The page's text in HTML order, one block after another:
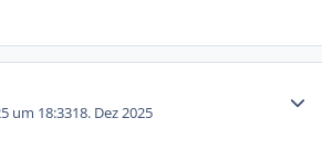
um 18:3318. Dez 2025